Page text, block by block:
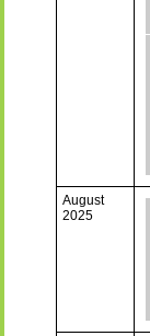
August
2025